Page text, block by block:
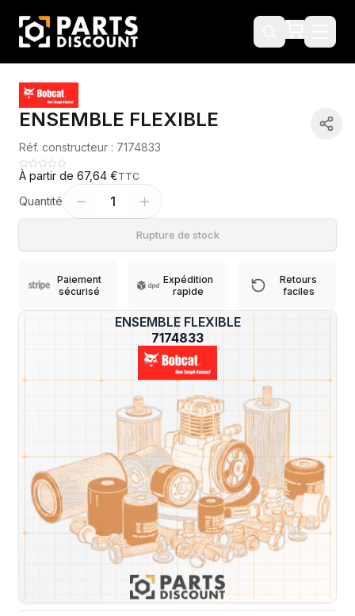
?
ENSEMBLE FLEXIBLE
7174833
ENSEMBLE FLEXIBLE
Réf. constructeur : 7174833
À partir de 67,64 €TTC
Quantité 1
Rupture de stock
Paiement
sécurisé
Expédition
rapide
Retours
faciles
Machines compatibles
Expédition et Retours
sous 48-
72h
—
Sous réserve de disponibilité des stocks.
Livraison estimée 24h/48h par les
transporteurs.
France
métropolitaine
Livraison exclusivement en France
métropolitaine (hors Corse et DOM-
TOM).
totale
Pas de surprise : le coût exact est
calculé selon le poids et le volume de
votre commande avant paiement.